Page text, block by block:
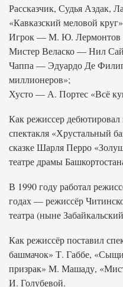
Рассказчик, Судья Аздак,
«Кавказский меловой
Игрок — М. Ю. Лермонтов
Мистер Веласко — Нил
Чаппа — Эдуардо Де
миллионеров»;
Хусто — А. Портес «Всё
Как режиссер дебютировал
спектакля «Хрустальный
сказке Шарля Перро
театре драмы
В 1990 году работал
годах — режиссёр
театра (ныне
Как режиссёр поставил
башмачок» Т. Габбе,
призрак» М. Машаду,
И. Голубевой.